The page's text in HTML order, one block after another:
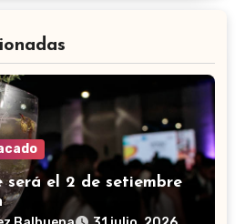
será el 2 de setiembre